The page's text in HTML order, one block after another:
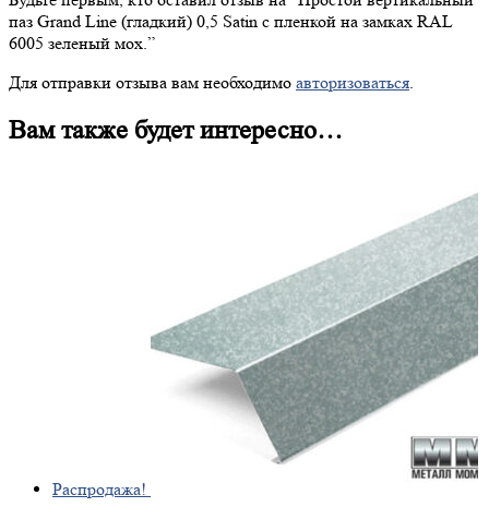
паз Grand Line (гладкий) 0,5 Satin с пленкой на замках RAL
6005 зеленый мох.”
Для отправки отзыва вам необходимо авторизоваться
Вам также будет интересно…
Распродажа!